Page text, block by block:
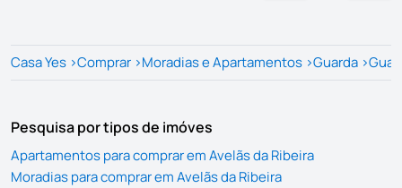
Casa Yes >Comprar >Moradias e Apartamentos >Guarda >
Pesquisa por tipos de imóves
Apartamentos para comprar em Avelãs da Ribeira
Moradias para comprar em Avelãs da Ribeira